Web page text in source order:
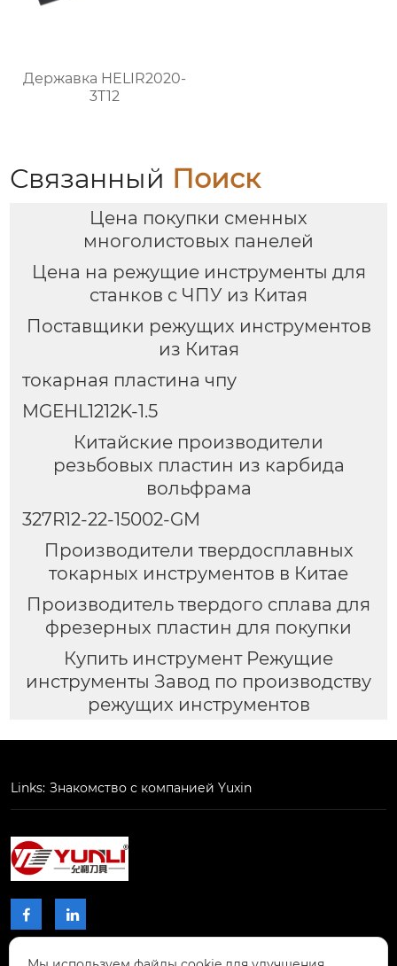
Державка HELIR2020-
3T12
Связанный Поиск
Цена покупки сменных
многолистовых панелей
Цена на режущие инструменты для
станков с ЧПУ из Китая
Поставщики режущих инструментов
из Китая
токарная пластина чпу
MGEHL1212K-1.5
Китайские производители
резьбовых пластин из карбида
вольфрама
327R12-22-15002-GM
Производители твердосплавных
токарных инструментов в Китае
Производитель твердого сплава для
фрезерных пластин для покупки
Купить инструмент Режущие
инструменты Завод по производству
режущих инструментов
Links: Знакомство с компанией Yuxin
 